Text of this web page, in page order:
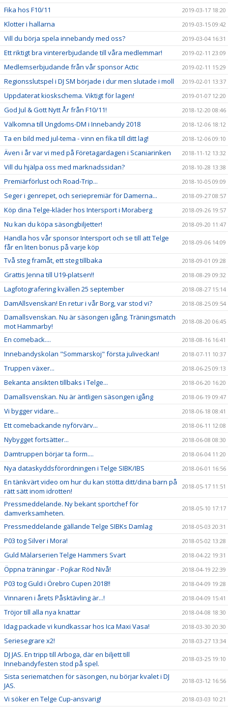
Fika hos F10/11 2019-03-17 18:20
Klotter i hallarna 2019-03-15 09:42
Vill du börja spela innebandy med oss? 2019-03-04 16:31
Ett riktigt bra vintererbjudande till våra medlemmar! 2019-02-11 23:09
Medlemserbjudande från vår sponsor Actic 2019-02-11 15:29
Regionsslutspel i DJ SM började i dur men slutade i moll 2019-02-01 13:37
Uppdaterat kioskschema. Viktigt för lagen! 2019-01-07 12:20
God Jul & Gott Nytt År från F10/11! 2018-12-20 08:46
Välkomna till Ungdoms-DM i Innebandy 2018 2018-12-06 18:12
Ta en bild med jul-tema - vinn en fika till ditt lag! 2018-12-06 09:10
Även i år var vi med på Företagardagen i Scaniarinken 2018-11-12 13:32
Vill du hjälpa oss med marknadssidan? 2018-10-28 13:38
Premiärförlust och Road-Trip... 2018-10-05 09:09
Seger i genrepet, och seriepremiär för Damerna... 2018-09-27 08:57
Köp dina Telge-kläder hos Intersport i Moraberg 2018-09-26 19:57
Nu kan du köpa säsongbiljetter! 2018-09-20 11:47
Handla hos vår sponsor Intersport och se till att Telge
får en liten bonus på varje köp
2018-09-06 14:09
Två steg framåt, ett steg tillbaka 2018-09-01 09:28
Grattis Jenna till U19-platsen!! 2018-08-29 09:32
Lagfotografering kvällen 25 september 2018-08-27 15:14
DamAllsvenskan! En retur i vår Borg, var stod vi? 2018-08-25 09:54
Damallsvenskan. Nu är säsongen igång. Träningsmatch
mot Hammarby!
2018-08-20 06:45
En comeback.... 2018-08-16 16:41
Innebandyskolan "Sommarskoj" första juliveckan! 2018-07-11 10:37
Truppen växer... 2018-06-25 09:13
Bekanta ansikten tillbaks i Telge... 2018-06-20 16:20
Damallsvenskan. Nu är äntligen säsongen igång 2018-06-19 09:47
Vi bygger vidare... 2018-06-18 08:41
Ett comebackande nyförvärv... 2018-06-11 12:08
Nybygget fortsätter... 2018-06-08 08:30
Damtruppen börjar ta form.... 2018-06-04 11:20
Nya dataskyddsförordningen i Telge SIBK/IBS 2018-06-01 16:56
En tänkvärt video om hur du kan stötta ditt/dina barn på
rätt sätt inom idrotten!
2018-05-17 11:51
Pressmeddelande. Ny bekant sportchef för
damverksamheten.
2018-05-10 17:17
Pressmeddelande gällande Telge SIBKs Damlag 2018-05-03 20:31
P03 tog Silver i Mora! 2018-05-02 13:28
Guld Mälarserien Telge Hammers Svart 2018-04-22 19:31
Öppna träningar - Pojkar Röd Nivå! 2018-04-19 22:39
P03 tog Guld i Örebro Cupen 2018!! 2018-04-09 19:28
Vinnaren i årets Påsktävling är...! 2018-04-09 15:41
Tröjor till alla nya knattar 2018-04-08 18:30
Idag packade vi kundkassar hos Ica Maxi Vasa! 2018-03-30 20:30
Seriesegrare x2! 2018-03-27 13:34
DJ JAS. En tripp till Arboga, där en biljett till
Innebandyfesten stod på spel.
2018-03-25 19:10
Sista seriematchen för säsongen, nu börjar kvalet i DJ
JAS.
2018-03-12 16:56
Vi söker en Telge Cup-ansvarig! 2018-03-03 10:21